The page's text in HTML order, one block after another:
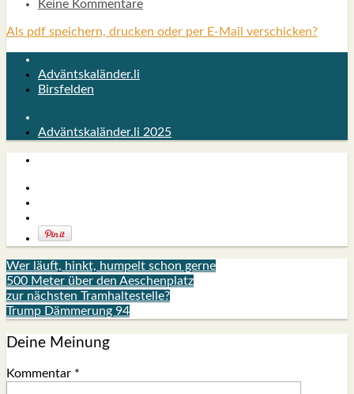
Keine Kommentare
Als pdf speichern, drucken oder per E-Mail verschicken?
Adväntskaländer.li
Birsfelden
Adväntskaländer.li 2025
Wer läuft, hinkt, humpelt schon gerne
500 Meter über den Aeschenplatz
zur nächsten Tramhaltestelle?
Trump Dämmerung 94
Deine Meinung
Kommentar *